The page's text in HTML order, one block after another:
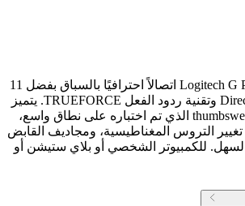
توفر عجلة سباق Logitech G PRO اتصالاً احترافيًا بالسباق بفضل 11
نيوتن متر من Direct Drive وتقنية ردود الفعل TRUEFORCE. يتميز
بتصميم زر "thumbsweep" PRO الذي تم اختباره على نطاق واسع،
التروس المغناطيسية، ومجاديف القابض
للكمبيوتر الشخصي أو بلاي ستيشن أو